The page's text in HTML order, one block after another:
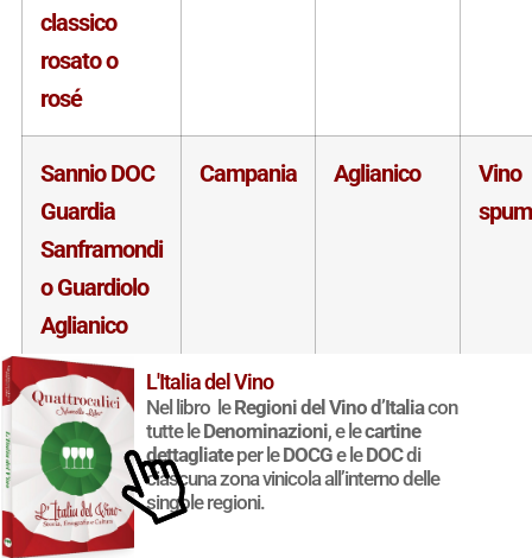
classico
rosato o
rosé
Sannio DOC
Guardia
Sanframondi
o Guardiolo
Aglianico
spumante di
qualità
rosato o
rosé
Campania Aglianico
Vino
Sannio DOC
L'Italia del Vino
Nel libro leRegioni del Vino d’Italiacon
tutte leDenominazioni, e lecartine
dettagliateper leDOCGe leDOCdi
ciascuna zona vinicola all’interno delle
singole regioni.